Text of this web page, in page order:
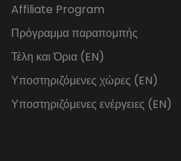
Affiliate Program
Πρόγραμμα παραπομπής
Τέλη και Όρια (EN)
Υποστηριζόμενες χώρες (EN)
Υποστηριζόμενες ενέργειες (EN)